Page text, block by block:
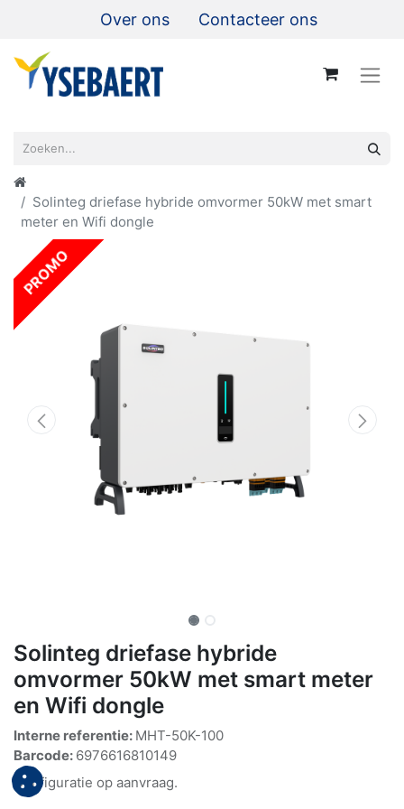
Over ons Contacteer ons
Solinteg driefase hybride omvormer 50kW met smart
meter en Wifi dongle
PROMO
Solinteg driefase hybride
omvormer 50kW met smart meter
en Wifi dongle
Interne referentie: MHT-50K-100
Barcode: 6976616810149
Configuratie op aanvraag.